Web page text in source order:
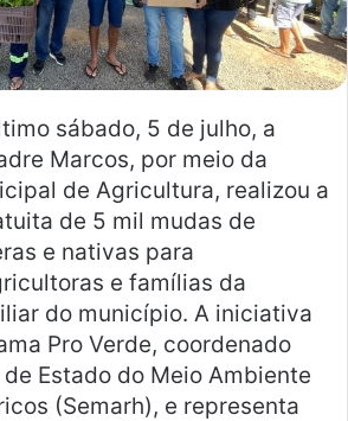
sábado, 5 de julho, a
Marcos, por meio da
de Agricultura, realizou a
de 5 mil mudas de
e nativas para
e famílias da
do município. A iniciativa
Pro Verde, coordenado
Estado do Meio Ambiente
(Semarh), e representa